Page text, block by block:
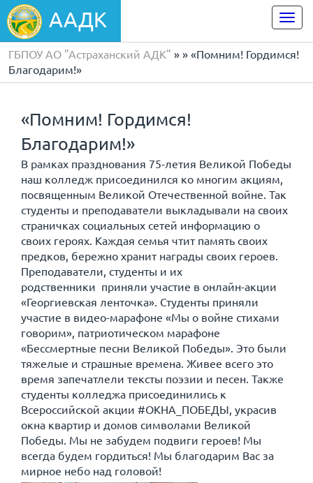
ААДК
ГБПОУ АО "Астраханский АДК" » » «Помним! Гордимся!
Благодарим!»
«Помним! Гордимся!
Благодарим!»
В рамках празднования 75-летия Великой Победы
наш колледж присоединился ко многим акциям,
посвященным Великой Отечественной войне. Так
студенты и преподаватели выкладывали на своих
страничках социальных сетей информацию о
своих героях. Каждая семья чтит память своих
предков, бережно хранит награды своих героев.
Преподаватели, студенты и их
родственники приняли участие в онлайн-акции
«Георгиевская ленточка». Студенты приняли
участие в видео-марафоне «Мы о войне стихами
говорим», патриотическом марафоне
«Бессмертные песни Великой Победы». Это были
тяжелые и страшные времена. Живее всего это
время запечатлели тексты поэзии и песен. Также
студенты колледжа присоединились к
Всероссийской акции #ОКНА_ПОБЕДЫ, украсив
окна квартир и домов символами Великой
Победы. Мы не забудем подвиги героев! Мы
всегда будем гордиться! Мы благодарим Вас за
мирное небо над головой!